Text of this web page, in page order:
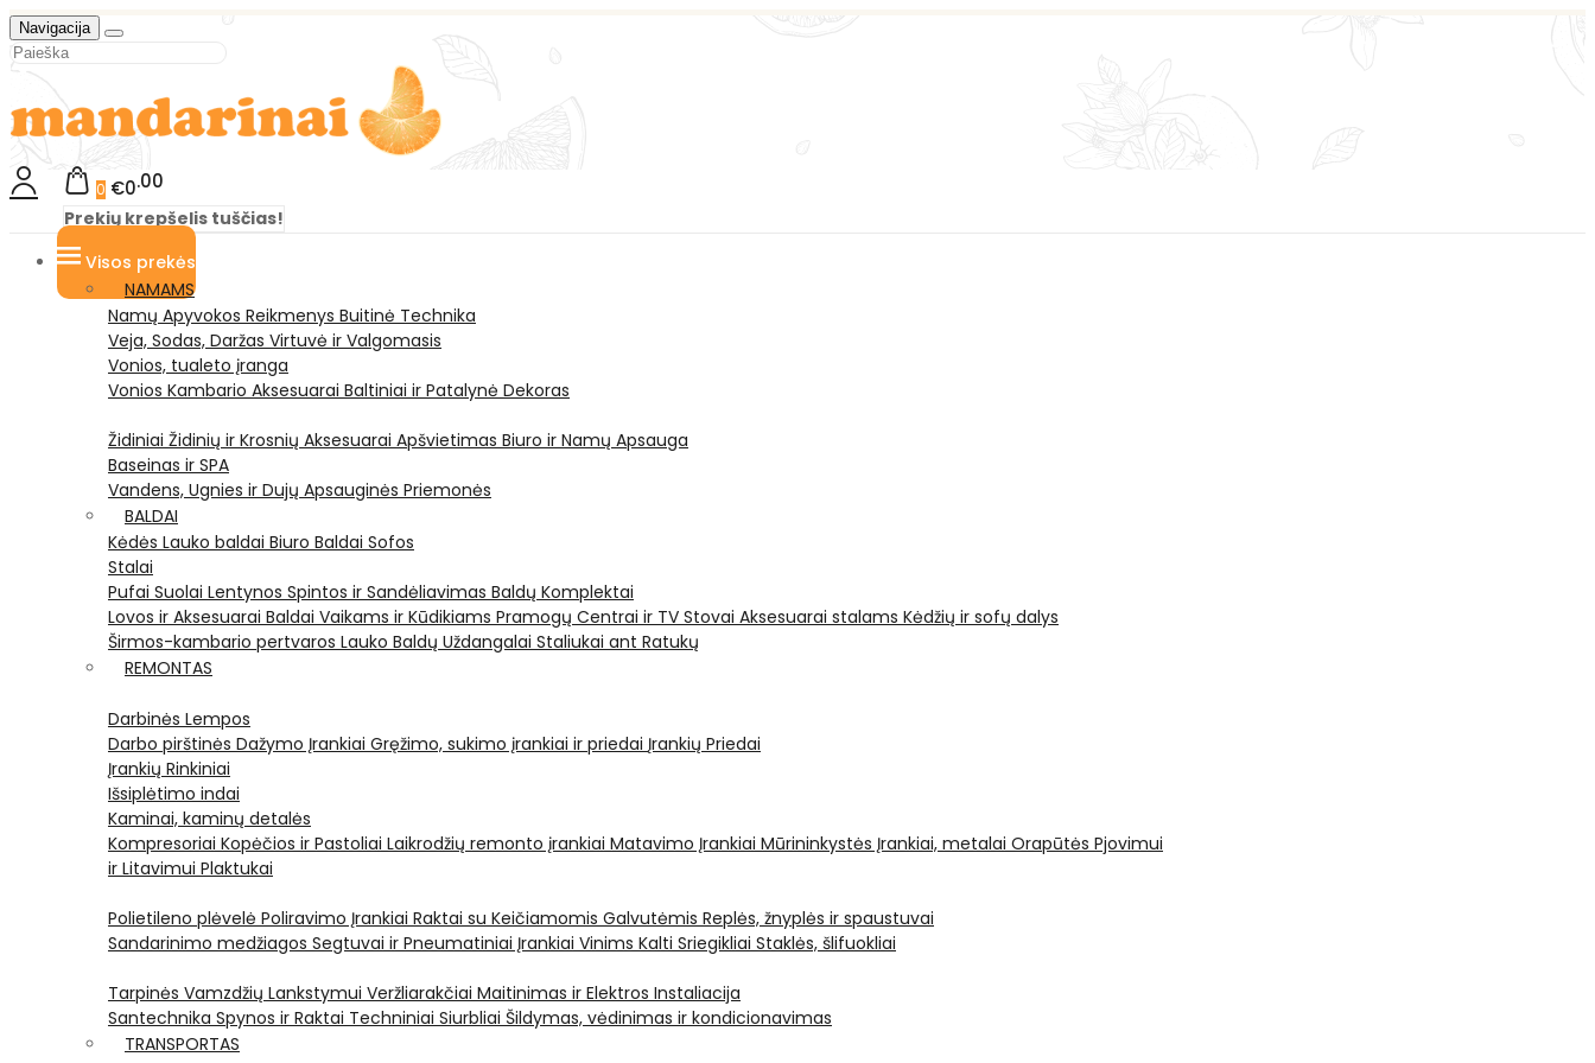
Navigacija
0 €0 00
Prekių krepšelis tuščias!
Visos prekės
NAMAMS
Namų Apyvokos Reikmenys Buitinė Technika
Veja, Sodas, Daržas Virtuvė ir Valgomasis
Vonios, tualeto įranga
Vonios Kambario Aksesuarai Baltiniai ir Patalynė Dekoras
Židiniai Židinių ir Krosnių Aksesuarai Apšvietimas Biuro ir Namų Apsauga
Baseinas ir SPA
Vandens, Ugnies ir Dujų Apsauginės Priemonės
BALDAI
Kėdės Lauko baldai Biuro Baldai Sofos
Stalai
Pufai Suolai Lentynos Spintos ir Sandėliavimas Baldų Komplektai
Lovos ir Aksesuarai Baldai Vaikams ir Kūdikiams Pramogų Centrai ir TV Stovai Aksesuarai stalams Kėdžių ir sofų dalys
Širmos-kambario pertvaros Lauko Baldų Uždangalai Staliukai ant Ratukų
REMONTAS
Darbinės Lempos
Darbo pirštinės Dažymo Įrankiai Gręžimo, sukimo įrankiai ir priedai Įrankių Priedai
Įrankių Rinkiniai
Išsiplėtimo indai
Kaminai, kaminų detalės
Kompresoriai Kopėčios ir Pastoliai Laikrodžių remonto įrankiai Matavimo Įrankiai Mūrininkystės Įrankiai, metalai Orapūtės Pjovimui
ir Litavimui Plaktukai
Polietileno plėvelė Poliravimo Įrankiai Raktai su Keičiamomis Galvutėmis Replės, žnyplės ir spaustuvai
Sandarinimo medžiagos Segtuvai ir Pneumatiniai Įrankiai Vinims Kalti Sriegikliai Staklės, šlifuokliai
Tarpinės Vamzdžių Lankstymui Veržliarakčiai Maitinimas ir Elektros Instaliacija
Santechnika Spynos ir Raktai Techniniai Siurbliai Šildymas, vėdinimas ir kondicionavimas
TRANSPORTAS